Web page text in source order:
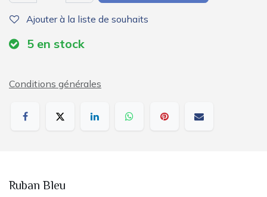
Ajouter à la liste de souhaits
5 en stock
Conditions générales
Ruban Bleu